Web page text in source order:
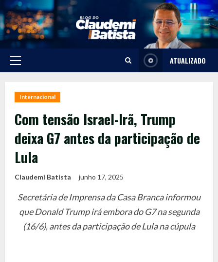
Skip
to
content
Primary
ATUALIZADO
Internacional
Com tensão Israel-Irã, Trump
deixa G7 antes da participação de
Lula
Claudemi Batista junho 17, 2025
Secretária de Imprensa da Casa Branca informou
que Donald Trump irá embora do G7 na segunda
(16/6), antes da participação de Lula na cúpula